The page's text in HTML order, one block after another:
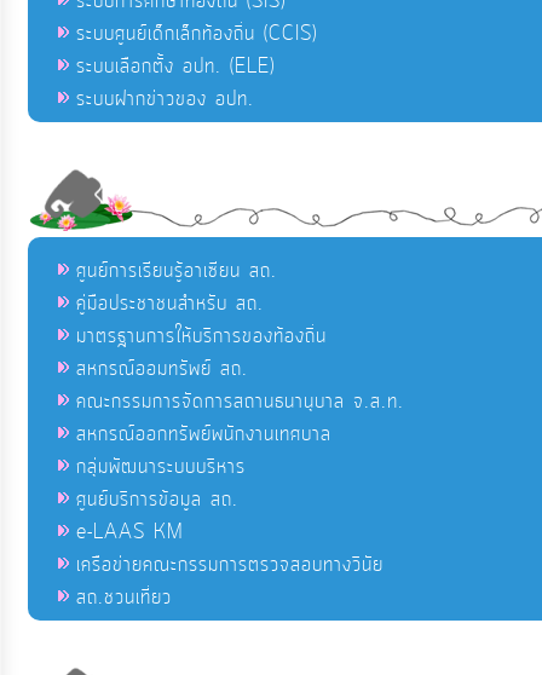
ระบบศูนย์เด็กเล็กท้องถิ่น (CCIS)
ระบบเลือกตั้ง อปท. (ELE)
ระบบฝากข่าวของ อปท.
ศูนย์การเรียนรู้อาเซียน สถ.
คู่มือประชาชนสำหรับ สถ.
มาตรฐานการให้บริการของท้องถิ่น
สหกรณ์ออมทรัพย์ สถ.
คณะกรรมการจัดการสถานธนานุบาล จ.ส.ท.
สหกรณ์ออกทรัพย์พนักงานเทศบาล
กลุ่มพัฒนาระบบบริหาร
ศูนย์บริการข้อมูล สถ.
e-LAAS KM
เครือข่ายคณะกรรมการตรวจสอบทางวินัย
สถ.ชวนเที่ยว